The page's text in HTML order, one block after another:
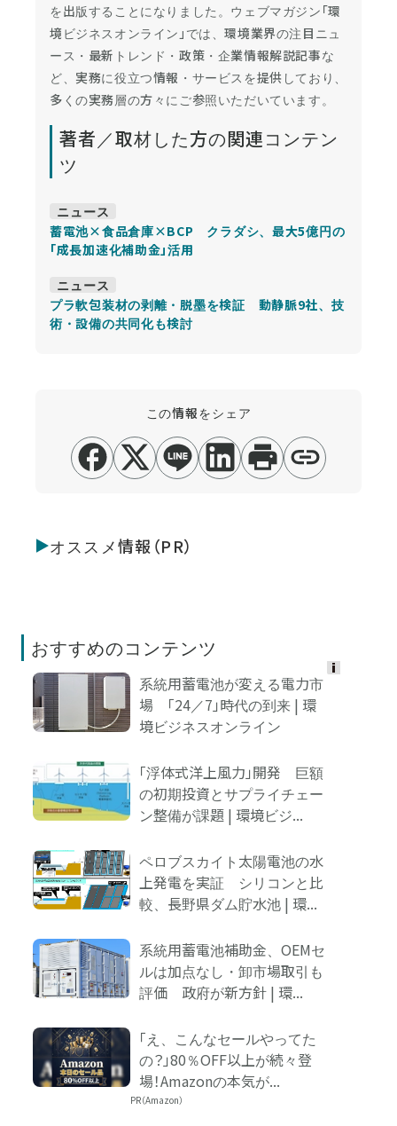
を出版することになりました。ウェブマガジン「環
境ビジネスオンライン」では、環境業界の注目ニュ
ース・最新トレンド・政策・企業情報解説記事な
ど、実務に役立つ情報・サービスを提供しており、
多くの実務層の方々にご参照いただいています。
著者／取材した方の関連コンテン
ツ
ニュース
蓄電池×食品倉庫×BCP クラダシ、最大5億円の
「成長加速化補助金」活用
ニュース
プラ軟包装材の剥離・脱墨を検証 動静脈9社、技
術・設備の共同化も検討
この情報をシェア
オススメ情報（PR）
おすすめのコンテンツ
系統用蓄電池が変える電力市
場 「24／7」時代の到来 | 環
境ビジネスオンライン
「浮体式洋上風力」開発 巨額
の初期投資とサプライチェー
ン整備が課題 | 環境ビジ...
ペロブスカイト太陽電池の水
上発電を実証 シリコンと比
較、長野県ダム貯水池 | 環...
系統用蓄電池補助金、OEMセ
ルは加点なし・卸市場取引も
評価 政府が新方針 | 環...
「え、こんなセールやってた
の？」80％OFF以上が続々登
場！Amazonの本気が...
PR（Amazon）